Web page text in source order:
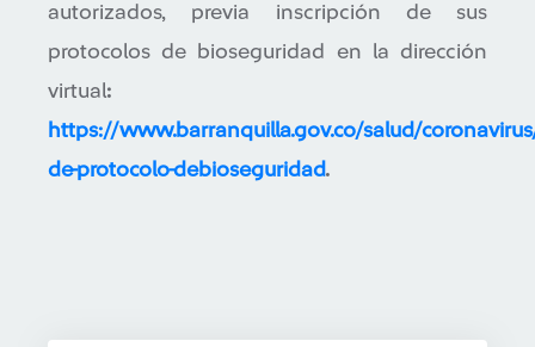
autorizados, previa inscripción de sus
protocolos de bioseguridad en la dirección
virtual:
https://www.barranquilla.gov.co/salud/
de-protocolo-debioseguridad.